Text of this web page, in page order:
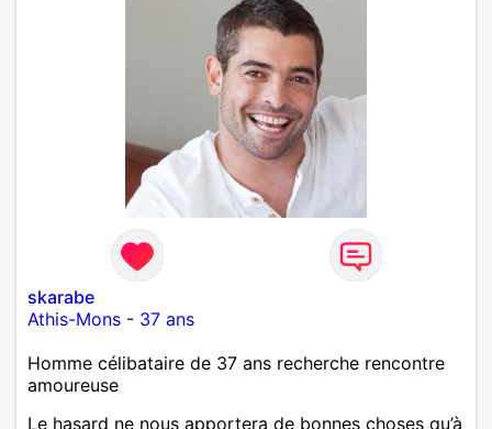
skarabe
Athis-Mons - 37 ans
Homme célibataire de 37 ans recherche rencontre
amoureuse
Le hasard ne nous apportera de bonnes choses qu’à